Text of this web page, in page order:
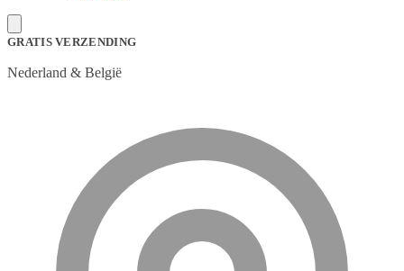
GRATIS VERZENDING
Nederland & België